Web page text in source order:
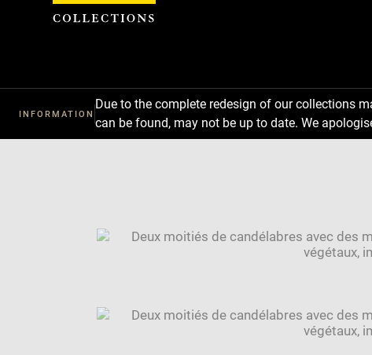
INFORMATION
Due to the complete redesign of our collections
can be found, may not be up to date. We
SKIP IMAGE CAROUSEL
Cookies management panel